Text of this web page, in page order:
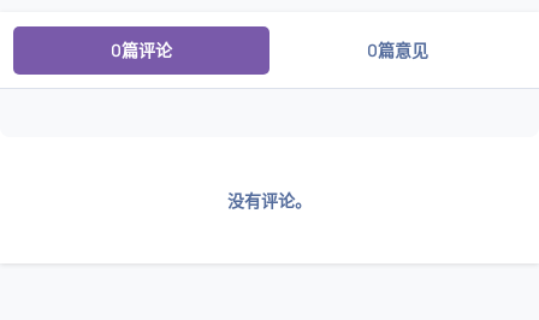
0篇评论 0篇意见
没有评论。